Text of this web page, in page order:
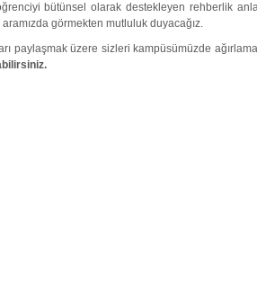
bütünsel olarak destekleyen rehberlik
görmekten mutluluk duyacağız.
paylaşmak üzere sizleri kampüsümüzde